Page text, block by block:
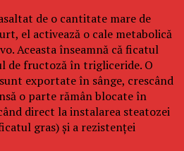
de o cantitate mare de
el activează o cale metabolică
Aceasta înseamnă că ficatul
de fructoză în trigliceride. O
exportate în sânge, crescând
o parte rămân blocate în
direct la instalarea steatozei
gras) și a rezistenței